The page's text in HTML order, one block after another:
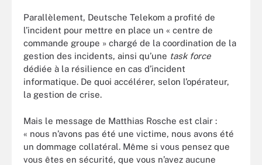
Parallèlement, Deutsche Telekom a profité de
l’incident pour mettre en place un « centre de
commande groupe » chargé de la coordination de la
gestion des incidents, ainsi qu’une task force
dédiée à la résilience en cas d’incident
informatique. De quoi accélérer, selon l’opérateur,
la gestion de crise.
Mais le message de Matthias Rosche est clair :
« nous n’avons pas été une victime, nous avons été
un dommage collatéral. Même si vous pensez que
vous êtes en sécurité, que vous n’avez aucune